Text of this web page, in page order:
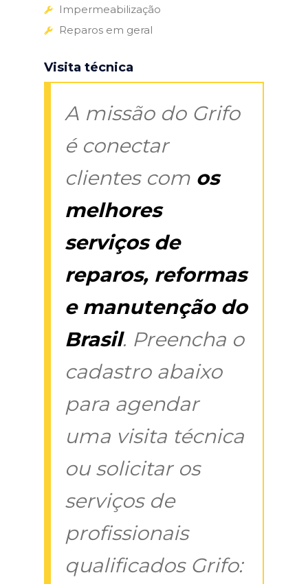
Impermeabilização
Reparos em geral
Visita técnica
A missão do Grifo
é conectar
clientes com os
melhores
serviços de
reparos, reformas
e manutenção do
Brasil. Preencha o
cadastro abaixo
para agendar
uma visita técnica
ou solicitar os
serviços de
profissionais
qualificados Grifo: